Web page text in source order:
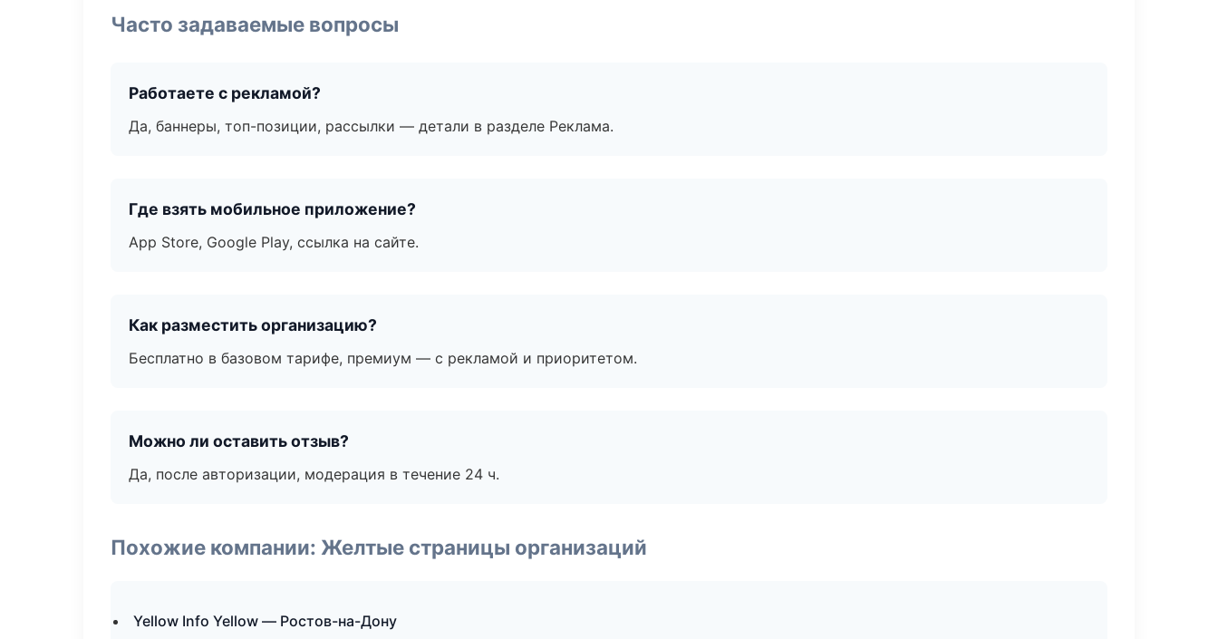
Часто задаваемые вопросы
Работаете с рекламой?
Да, баннеры, топ-позиции, рассылки — детали в разделе Реклама.
Где взять мобильное приложение?
App Store, Google Play, ссылка на сайте.
Как разместить организацию?
Бесплатно в базовом тарифе, премиум — с рекламой и приоритетом.
Можно ли оставить отзыв?
Да, после авторизации, модерация в течение 24 ч.
Похожие компании: Желтые страницы организаций
Yellow Info Yellow — Ростов-на-Дону